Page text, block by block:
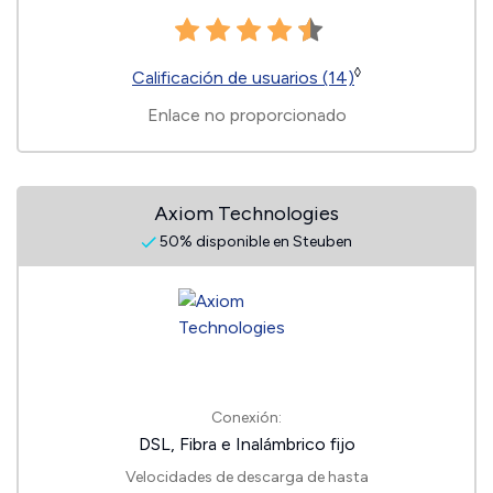
Calificación de usuarios (14)◊
Enlace no proporcionado
Axiom Technologies
50% disponible en Steuben
Conexión:
DSL, Fibra e Inalámbrico fijo
Velocidades de descarga de hasta